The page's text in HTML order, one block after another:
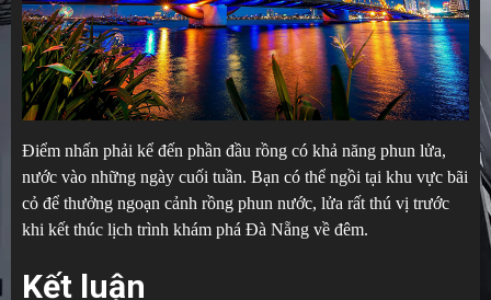
Điểm nhấn phải kể đến phần đầu rồng có khả năng phun lửa,
nước vào những ngày cuối tuần. Bạn có thể ngồi tại khu vực bãi
cỏ để thưởng ngoạn cảnh rồng phun nước, lửa rất thú vị trước
khi kết thúc lịch trình khám phá Đà Nẵng về đêm.
Kết luận